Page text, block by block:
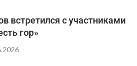
встретился с участниками
гор»